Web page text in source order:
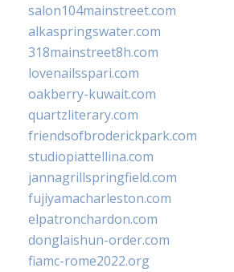
salon104mainstreet.com
alkaspringswater.com
318mainstreet8h.com
lovenailsspari.com
oakberry-kuwait.com
quartzliterary.com
friendsofbroderickpark.com
studiopiattellina.com
jannagrillspringfield.com
fujiyamacharleston.com
elpatronchardon.com
donglaishun-order.com
fiamc-rome2022.org